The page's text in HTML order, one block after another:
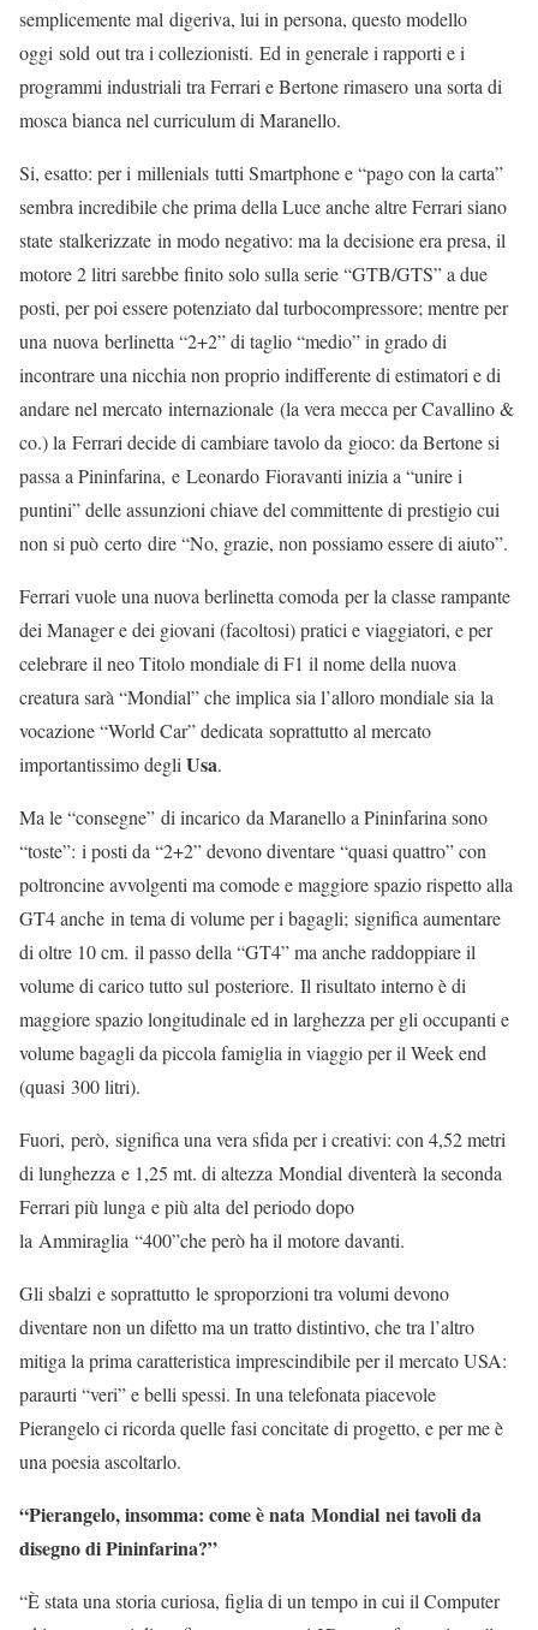
semplicemente mal digeriva, lui in persona, questo modello
oggi sold out tra i collezionisti. Ed in generale i rapporti e i
programmi industriali tra Ferrari e Bertone rimasero una sorta di
mosca bianca nel curriculum di Maranello.
Si, esatto: per i millenials tutti Smartphone e “pago con la carta”
sembra incredibile che prima della Luce anche altre Ferrari siano
state stalkerizzate in modo negativo: ma la decisione era presa, il
motore 2 litri sarebbe finito solo sulla serie “GTB/GTS” a due
posti, per poi essere potenziato dal turbocompressore; mentre per
una nuova berlinetta “2+2” di taglio “medio” in grado di
incontrare una nicchia non proprio indifferente di estimatori e di
andare nel mercato internazionale (la vera mecca per Cavallino &
co.) la Ferrari decide di cambiare tavolo da gioco: da Bertone si
passa a Pininfarina, e Leonardo Fioravanti inizia a “unire i
puntini” delle assunzioni chiave del committente di prestigio cui
non si può certo dire “No, grazie, non possiamo essere di aiuto”.
Ferrari vuole una nuova berlinetta comoda per la classe rampante
dei Manager e dei giovani (facoltosi) pratici e viaggiatori, e per
celebrare il neo Titolo mondiale di F1 il nome della nuova
creatura sarà “Mondial” che implica sia l’alloro mondiale sia la
vocazione “World Car” dedicata soprattutto al mercato
importantissimo degliUsa.
Ma le “consegne” di incarico da Maranello a Pininfarina sono
“toste”: i posti da “2+2” devono diventare “quasi quattro” con
poltroncine avvolgenti ma comode e maggiore spazio rispetto alla
GT4 anche in tema di volume per i bagagli; significa aumentare
di oltre 10 cm. il passo della “GT4” ma anche raddoppiare il
volume di carico tutto sul posteriore. Il risultato interno è di
maggiore spazio longitudinale ed in larghezza per gli occupanti e
volume bagagli da piccola famiglia in viaggio per il Week end
(quasi 300 litri).
Fuori, però, significa una vera sfida per i creativi: con 4,52 metri
di lunghezza e 1,25 mt. di altezza Mondial diventerà la seconda
Ferrari più lunga e più alta del periodo dopo
la Ammiraglia “400”che però ha il motore davanti.
Gli sbalzi e soprattutto le sproporzioni tra volumi devono
diventare non un difetto ma un tratto distintivo, che tra l’altro
mitiga la prima caratteristica imprescindibile per il mercato USA:
paraurti “veri” e belli spessi. In una telefonata piacevole
Pierangelo ci ricorda quelle fasi concitate di progetto, e per me è
una poesia ascoltarlo.
“Pierangelo, insomma: come è nata Mondial nei tavoli da
disegno di Pininfarina?”
“È stata una storia curiosa, figlia di un tempo in cui il Computer